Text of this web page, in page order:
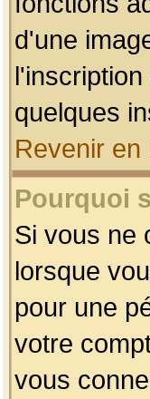
d'une
quelques
Revenir en
Pourquoi
Si vous ne
lorsque
pour une
votre
vous